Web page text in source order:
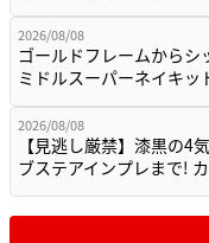
2026/08/08
ゴールドフレームから
ミドルスーパーネイキ
2026/08/08
【見逃し厳禁】漆黒の4
ブステアインプレまで!